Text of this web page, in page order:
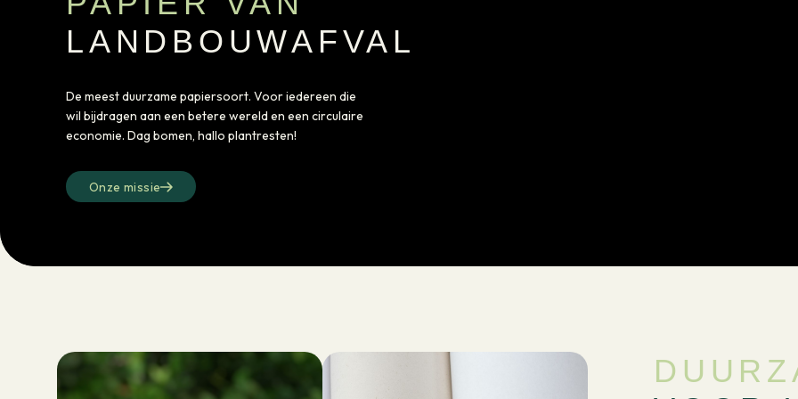
LANDBOUWAFVAL
De meest duurzame papiersoort. Voor iedereen die
wil bijdragen aan een betere wereld en een circulaire
economie. Dag bomen, hallo plantresten!
Onze missie